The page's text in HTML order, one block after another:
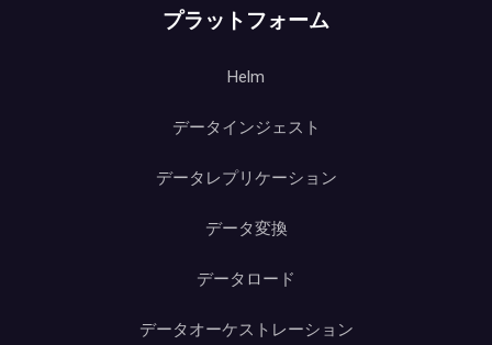
プラットフォーム
Helm
データインジェスト
データレプリケーション
データ変換
データロード
データオーケストレーション